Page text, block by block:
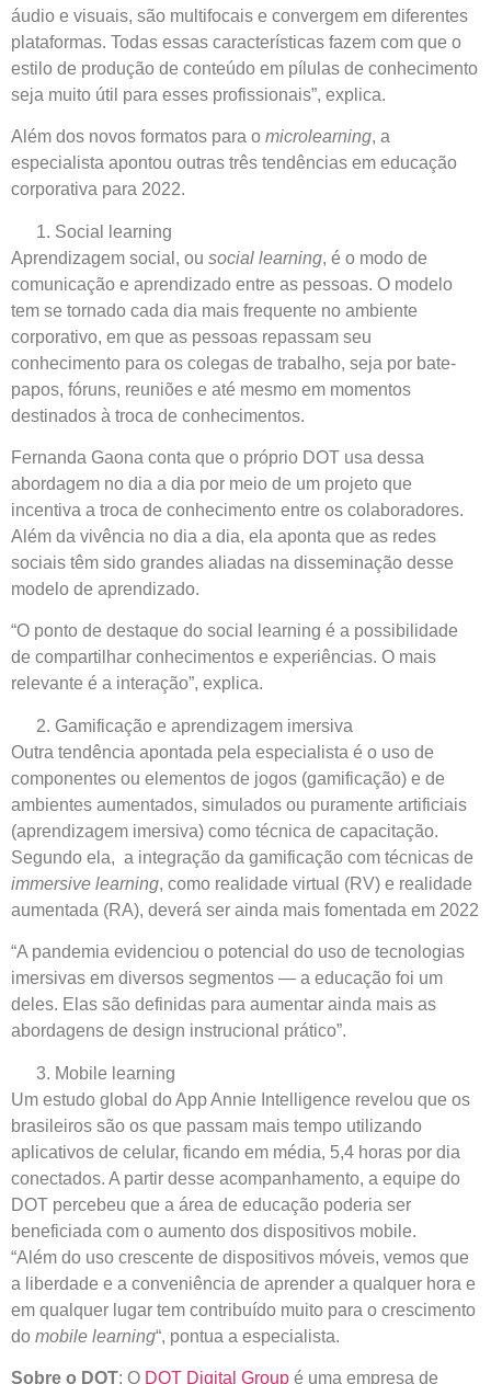
áudio e visuais, são multifocais e convergem em diferentes
plataformas. Todas essas características fazem com que o
estilo de produção de conteúdo em pílulas de conhecimento
seja muito útil para esses profissionais”, explica.
Além dos novos formatos para o microlearning, a
especialista apontou outras três tendências em educação
corporativa para 2022.
Social learning
Aprendizagem social, ou social learning, é o modo de
comunicação e aprendizado entre as pessoas. O modelo
tem se tornado cada dia mais frequente no ambiente
corporativo, em que as pessoas repassam seu
conhecimento para os colegas de trabalho, seja por bate-
papos, fóruns, reuniões e até mesmo em momentos
destinados à troca de conhecimentos.
Fernanda Gaona conta que o próprio DOT usa dessa
abordagem no dia a dia por meio de um projeto que
incentiva a troca de conhecimento entre os colaboradores.
Além da vivência no dia a dia, ela aponta que as redes
sociais têm sido grandes aliadas na disseminação desse
modelo de aprendizado.
“O ponto de destaque do social learning é a possibilidade
de compartilhar conhecimentos e experiências. O mais
relevante é a interação”, explica.
Gamificação e aprendizagem imersiva
Outra tendência apontada pela especialista é o uso de
componentes ou elementos de jogos (gamificação) e de
ambientes aumentados, simulados ou puramente artificiais
(aprendizagem imersiva) como técnica de capacitação.
Segundo ela, a integração da gamificação com técnicas de
immersive learning, como realidade virtual (RV) e realidade
aumentada (RA), deverá ser ainda mais fomentada em 2022
“A pandemia evidenciou o potencial do uso de tecnologias
imersivas em diversos segmentos — a educação foi um
deles. Elas são definidas para aumentar ainda mais as
abordagens de design instrucional prático”.
Mobile learning
Um estudo global do App Annie Intelligence revelou que os
brasileiros são os que passam mais tempo utilizando
aplicativos de celular, ficando em média, 5,4 horas por dia
conectados. A partir desse acompanhamento, a equipe do
DOT percebeu que a área de educação poderia ser
beneficiada com o aumento dos dispositivos mobile.
“Além do uso crescente de dispositivos móveis, vemos que
a liberdade e a conveniência de aprender a qualquer hora e
em qualquer lugar tem contribuído muito para o crescimento
do mobile learning“, pontua a especialista.
Sobre o DOT: O DOT Digital Group é uma empresa de